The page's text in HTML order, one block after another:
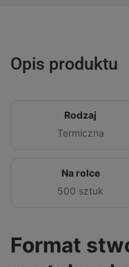
Opis produktu
Rodzaj
Termiczna
Na rolce
500 sztuk
Format